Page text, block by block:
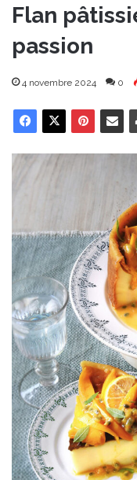
Flan
passion
4 novembre 2024 0